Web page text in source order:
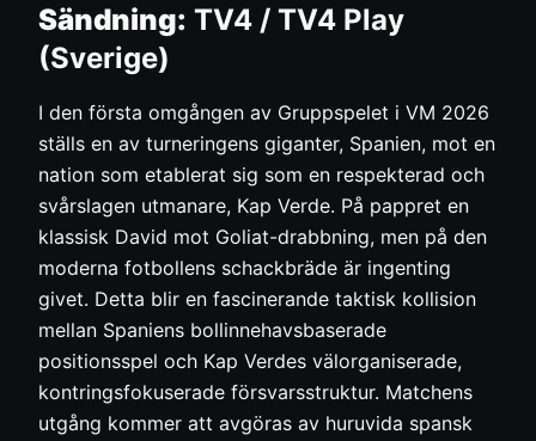
Sändning: TV4 / TV4 Play
(Sverige)
I den första omgången av Gruppspelet i VM 2026
ställs en av turneringens giganter, Spanien, mot en
nation som etablerat sig som en respekterad och
svårslagen utmanare, Kap Verde. På pappret en
klassisk David mot Goliat-drabbning, men på den
moderna fotbollens schackbräde är ingenting
givet. Detta blir en fascinerande taktisk kollision
mellan Spaniens bollinnehavsbaserade
positionsspel och Kap Verdes välorganiserade,
kontringsfokuserade försvarsstruktur. Matchens
utgång kommer att avgöras av huruvida spansk